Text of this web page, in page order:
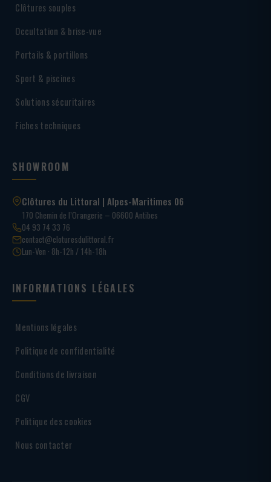
Clôtures souples
Occultation & brise-vue
Portails & portillons
Sport & piscines
Solutions sécuritaires
Fiches techniques
SHOWROOM
Clôtures du Littoral | Alpes-Maritimes 06
170 Chemin de l’Orangerie – 06600 Antibes
04 93 74 33 76
contact@cloturesdulittoral.fr
Lun-Ven · 8h-12h / 14h-18h
INFORMATIONS LÉGALES
Mentions légales
Politique de confidentialité
Conditions de livraison
CGV
Politique des cookies
Nous contacter